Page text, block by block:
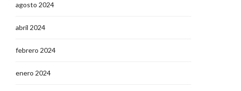
agosto 2024
abril 2024
febrero 2024
enero 2024